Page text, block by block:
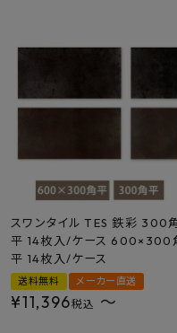
スワンタイル TES 鉄彩 300
平 14枚入/ケース 600×300
平 14枚入/ケース
送料無料 メーカー直送
¥11,396税込 〜